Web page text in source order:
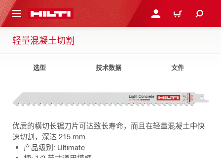
到主页 登录或注册购物车
轻量混凝土切割
选型 技术数据 文件
优质的橫切长锯刀片可达致长寿命，而且在轻量混凝土中快
速切割，深达 215 mm
产品级别: Ultimate